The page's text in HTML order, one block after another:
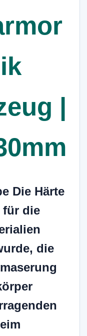
|
Die Härte
für die
die